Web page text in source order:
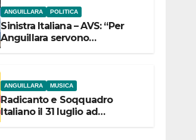
ANGUILLARA POLITICA
Sinistra Italiana – AVS: “Per
Anguillara servono
ANGUILLARA MUSICA
Radicanto e Soqquadro
Italiano il 31 luglio ad